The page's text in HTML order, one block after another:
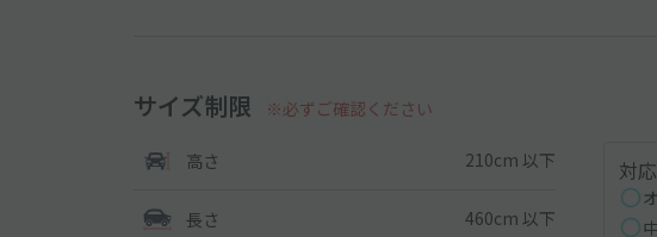
サイズ制限 ※必ずご確認ください
高さ 210cm 以下
長さ 460cm 以下
対